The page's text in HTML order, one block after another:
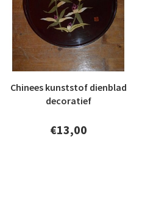
Chinees kunststof dienblad
decoratief
€13,00